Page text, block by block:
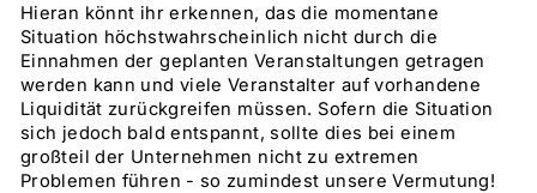
Hieran könnt ihr erkennen, das die momentane
Situation höchstwahrscheinlich nicht durch die
Einnahmen der geplanten Veranstaltungen getragen
werden kann und viele Veranstalter auf vorhandene
Liquidität zurückgreifen müssen. Sofern die Situation
sich jedoch bald entspannt, sollte dies bei einem
großteil der Unternehmen nicht zu extremen
Problemen führen - so zumindest unsere Vermutung!